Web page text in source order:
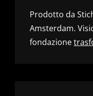
Prodotto da
Amsterdam.
fondazione